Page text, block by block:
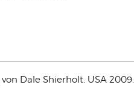
von Dale Shierholt. USA 2009.